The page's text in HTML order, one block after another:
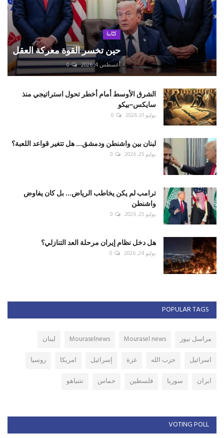
كتّابنا
حين تخسر القوة معركة العقل
أغسطس 4, 2026 0
الشرق الأوسط أمام أخطر تحول استراتيجي منذ
سايكس–بيكو
يوليو 31, 2026 0
لبنان بين واشنطن ودمشق... هل تتغير قواعد اللعبة؟
يوليو 25, 2026 0
ترامب لم يكن يخاطب الرياض... بل كان يفاوض
واشنطن
يوليو 25, 2026 0
هل دخل نظام إيران مرحلة العد التنازلي؟
يوليو 24, 2026 0
POPULAR TAGS
مراسل نيوز Mourasel news
Mouraselnews
لبنان
اسرائيل
حزب الله غزة إسرائيل امريكا
روسيا
ايران
سوريا فلسطين حماس نتنياهو
VOTING POLL